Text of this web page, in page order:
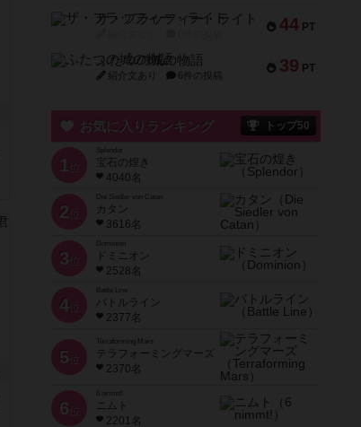
44 PT
ザ・フラッフィー・ライト
39 PT
ふたつの城の物語
紹介文あり 6件の投稿
お気に入りランキング トップ50
1 位
宝石の煌き
4040名
2 位
Die Siedler von Catan
カタン
3616名
3 位
ドミニオン
2528名
4位
Battle Line
バトルライン
2377名
5 位
Terraforming Mars
テラフォーミングマーズ
2370名
6 位
ニムト
2201名